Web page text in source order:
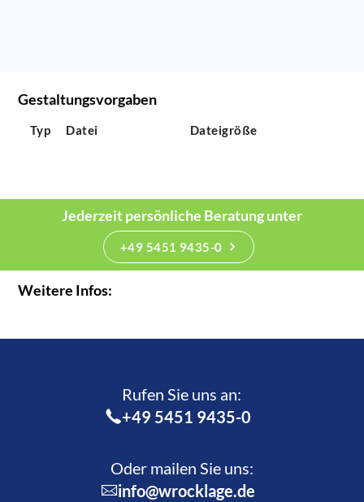
Gestaltungsvorgaben
Typ Datei Dateigröße
Jederzeit persönliche Beratung unter
+49 5451 9435-0
Weitere Infos:
Rufen Sie uns an:­
+49 5451 9435-0
Oder mailen Sie uns:
info@wrocklage.de